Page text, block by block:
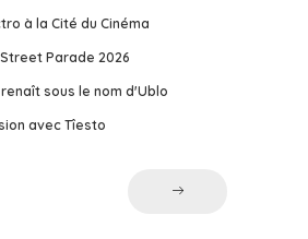
à la Cité du Cinéma
Parade 2026
renaît sous le nom d'Ublo
avec Tîesto